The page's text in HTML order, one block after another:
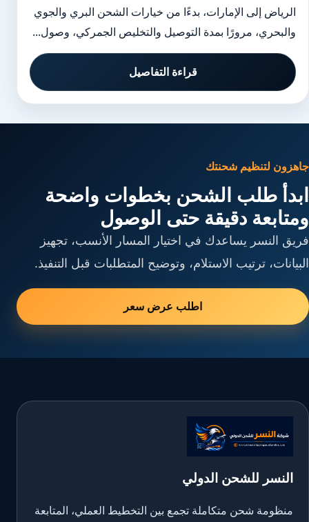
الرياض إلى الإمارات، بدءًا من خيارات الشحن البري والجوي
والبحري، مرورًا بمدة التوصيل والتخليص الجمركي، وصول...
قراءة التفاصيل
جاهزون لتنظيم شحنتك
ابدأ طلب الشحن بخطوات واضحة
ومتابعة دقيقة حتى الوصول
فريق النسر يساعدك في اختيار المسار الأنسب، تجهيز
البيانات، ترتيب الاستلام، وتوضيح المتطلبات قبل التنفيذ.
اطلب عرض سعر
النسر للشحن الدولي
منظومة شحن متكاملة تجمع بين التخطيط العملي، المتابعة